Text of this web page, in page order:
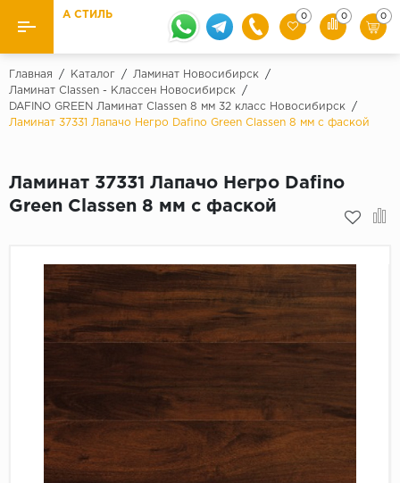
Назад
Ламинат Бренды
Quick Step
32 класс
33 класс
Бежевый
Дуб светлый
Ковролин и ковровая плитка
Линолеум
Подложка под паркет и ламинат
А СТИЛЬ 0 0 0
Главная / Каталог / Ламинат Новосибирск
/
Ламинат Classen - Классен Новосибирск
/
DAFINO GREEN Ламинат Classen 8 мм 32 класс Новосибирск
/
Ламинат 37331 Лапачо Негро Dafino Green Classen 8 мм с фаской
Ламинат 37331 Лапачо Негро Dafino
Green Classen 8 мм с фаской